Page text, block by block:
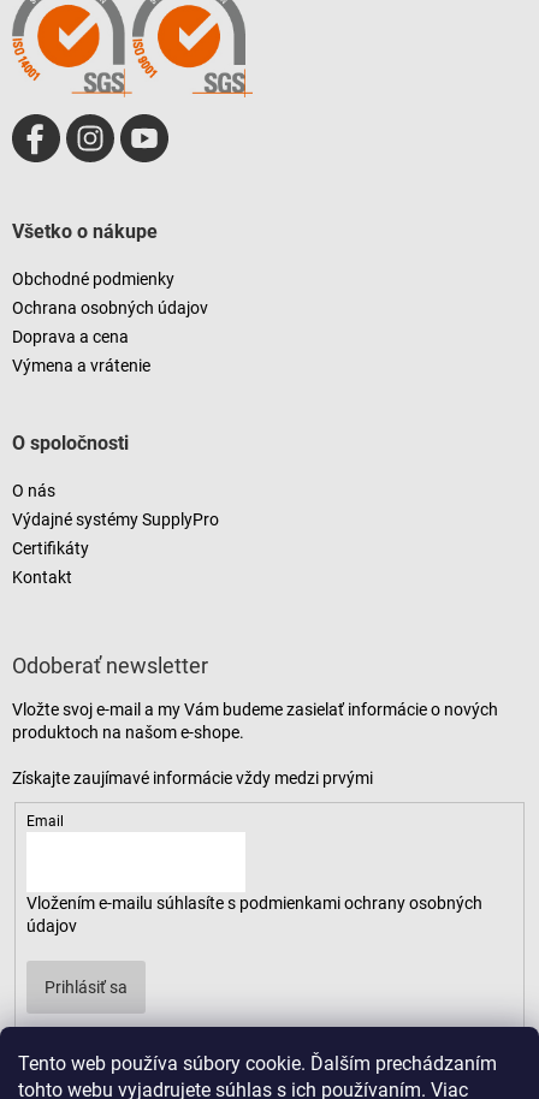
Tento web používa súbory cookie. Ďalším prechádzaním
tohto webu vyjadrujete súhlas s ich používaním. Viac
Všetko o nákupe
Obchodné podmienky
Ochrana osobných údajov
Doprava a cena
Výmena a vrátenie
O spoločnosti
O nás
Výdajné systémy SupplyPro
Certifikáty
Kontakt
Odoberať newsletter
Vložte svoj e-mail a my Vám budeme zasielať informácie o nových
produktoch na našom e-shope.
Email
Vložením e-mailu súhlasíte s podmienkami ochrany osobných
údajov
Prihlásiť sa